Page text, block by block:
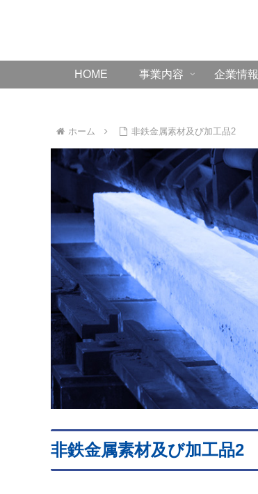
HOME 事業内容 企業情報
ホーム 非鉄金属素材及び加工品2
非鉄金属素材及び加工品2